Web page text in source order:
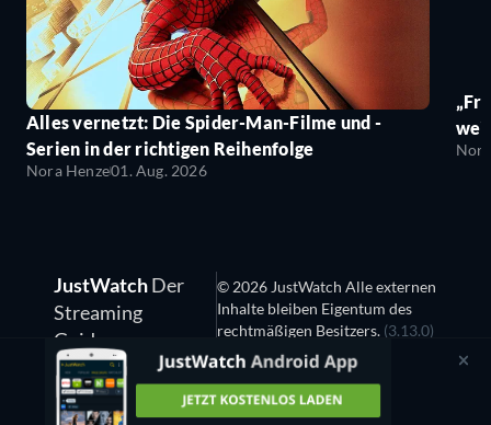
Alles vernetzt: Die Spider-Man-Filme und -
Serien in der richtigen Reihenfolge
Nora Henze01. Aug. 2026
JustWatchDer
Streaming
Guide
We are hiring!
© 2026 JustWatch Alle externen
Inhalte bleiben Eigentum des
rechtmäßigen Besitzers. (3.13.0)
Privatsphäre-Kontrollcenter